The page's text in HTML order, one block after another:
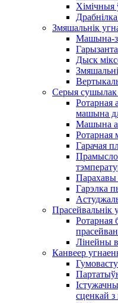
Хімічныя
Змяшальнік
Машына-
Дыск
Серыя сушылак
Ротарная
машына
Машына
Ротарная
Гарачая
Парахавы
Гарэлка
Прасейвальнік
Ротарная
Лінейны
Канвеер
сценкай з